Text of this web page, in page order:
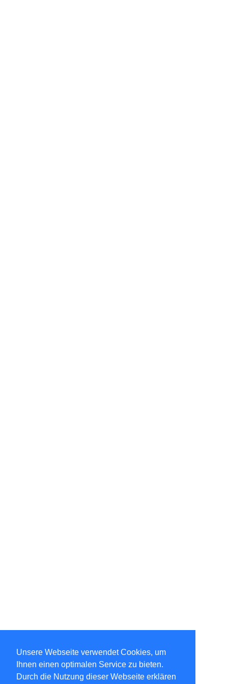
Unsere Webseite verwendet Cookies, um
Ihnen einen optimalen Service zu bieten.
Durch die Nutzung dieser Webseite erklären